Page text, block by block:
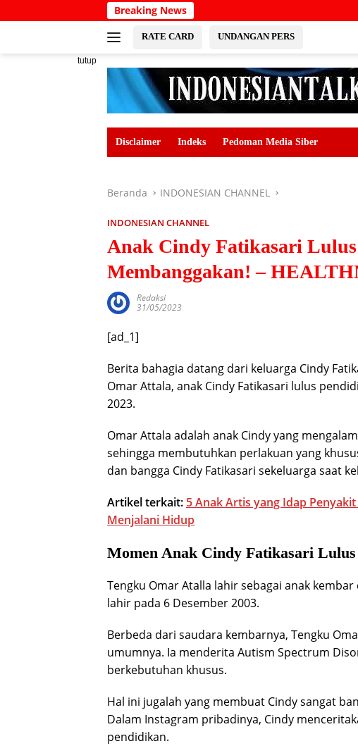
ke
Breaking News
RATE CARD UNDANGAN PERS
tutup
Disclaimer Indeks Pedoman Media Siber
Beranda INDONESIAN CHANNEL
INDONESIAN CHANNEL
Anak Cindy Fatikasari
Membanggakan! –
Redaksi
31/05/2023
[ad_1]
Berita bahagia datang dari keluarga Cindy
Omar Attala, anak Cindy Fatikasari lulus
2023.
Omar Attala adalah anak Cindy yang
sehingga membutuhkan perlakuan yang
dan bangga Cindy Fatikasari sekeluarga saat
Artikel terkait: 5 Anak Artis yang Idap
Menjalani Hidup
Momen Anak Cindy Fatikasari Lulus
Tengku Omar Atalla lahir sebagai anak
lahir pada 6 Desember 2003.
Berbeda dari saudara kembarnya, Tengku
umumnya. Ia menderita Autism Spectrum
berkebutuhan khusus.
Hal ini jugalah yang membuat Cindy sangat
Dalam Instagram pribadinya, Cindy
pendidikan.